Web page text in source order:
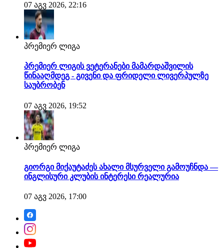
07 აგვ 2026, 22:16
პრემიერ ლიგა
პრემიერ ლიგის ვეტერანები მამარდაშვილის
წინააღმდეგ - გივენი და ფრიდელი ლივერპულზე
საუბრობენ
07 აგვ 2026, 19:52
პრემიერ ლიგა
გიორგი მიქაუტაძეს ახალი მსურველი გამოუჩნდა —
ინგლისური კლუბის ინტერესი რეალურია
07 აგვ 2026, 17:00